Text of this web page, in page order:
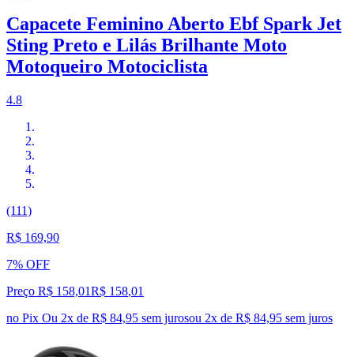
Capacete Feminino Aberto Ebf Spark Jet
Sting Preto e Lilás Brilhante Moto
Motoqueiro Motociclista
4.8
(111)
R$ 169,90
7% OFF
Preço R$ 158,01R$ 158,01
no Pix Ou 2x de R$ 84,95 sem jurosou 2x de R$ 84,95 sem juros